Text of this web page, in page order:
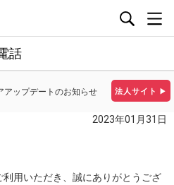
話
法人サイト ▶
アップデートのお知らせ
2023年01月31日
用いただき、誠にありがとうござ